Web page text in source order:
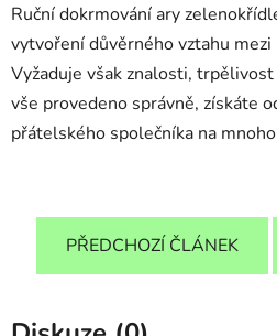
Ruční dokrmování ary
vytvoření důvěrného vztahu
Vyžaduje však znalosti,
vše provedeno správně, získáte
přátelského společníka na
PŘEDCHOZÍ ČLÁNEK